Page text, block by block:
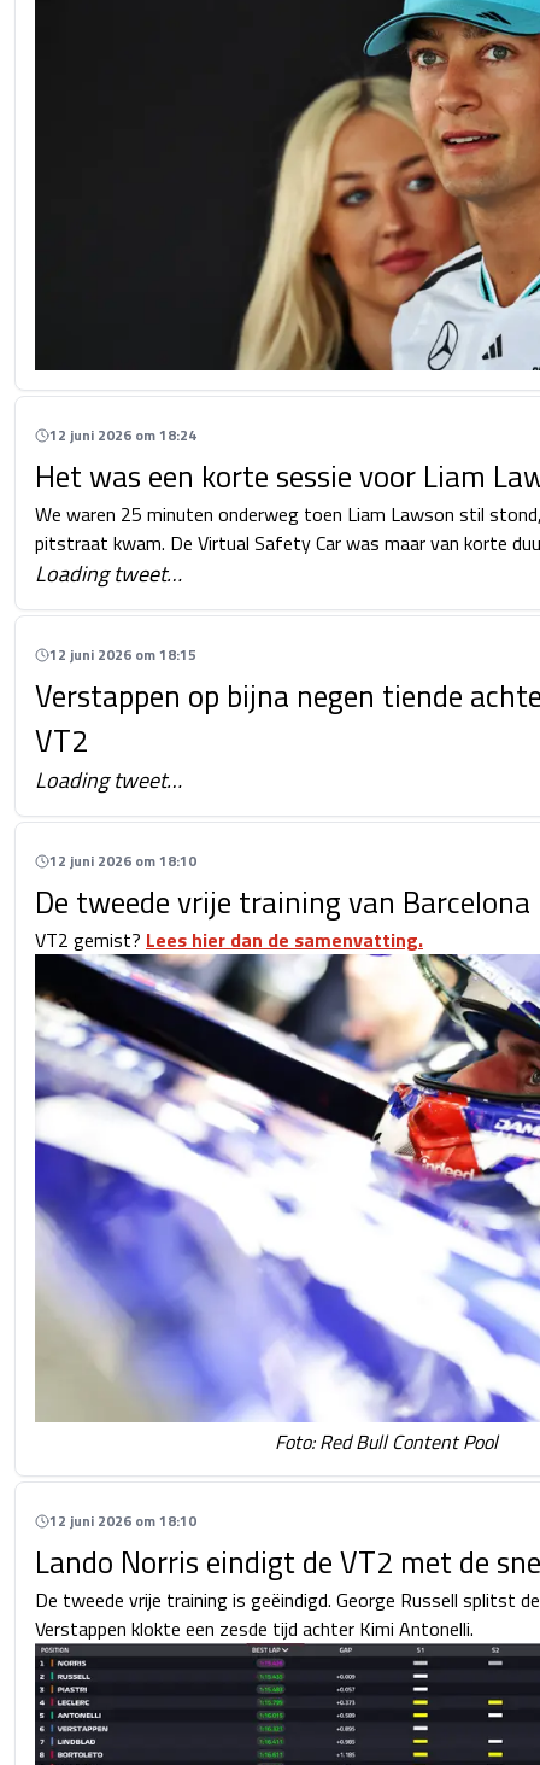
12 juni 2026 om 18:24
Het was een korte sessie voor Liam
We waren 25 minuten onderweg toen Liam Lawson stil
pitstraat kwam. De Virtual Safety Car was maar van korte
Loading tweet…
12 juni 2026 om 18:15
Verstappen op bijna negen tiende
VT2
Loading tweet…
12 juni 2026 om 18:10
De tweede vrije training van Barcelona
VT2 gemist? Lees hier dan de samenvatting.
Foto: Red Bull Content Pool
12 juni 2026 om 18:10
Lando Norris eindigt de VT2 met de
De tweede vrije training is geëindigd. George Russell splitst
Verstappen klokte een zesde tijd achter Kimi Antonelli.